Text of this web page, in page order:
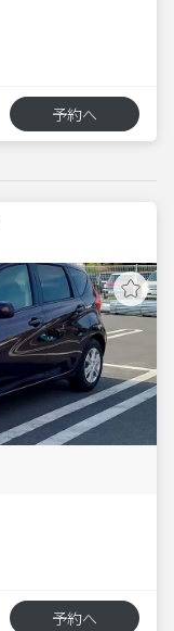
予約へ
予約へ